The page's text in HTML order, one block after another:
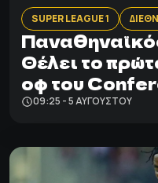
SUPER LEAGUE 1
Θέλει το
οφ του
09:25 - 5 ΑΥΓΟΎΣΤΟΥ